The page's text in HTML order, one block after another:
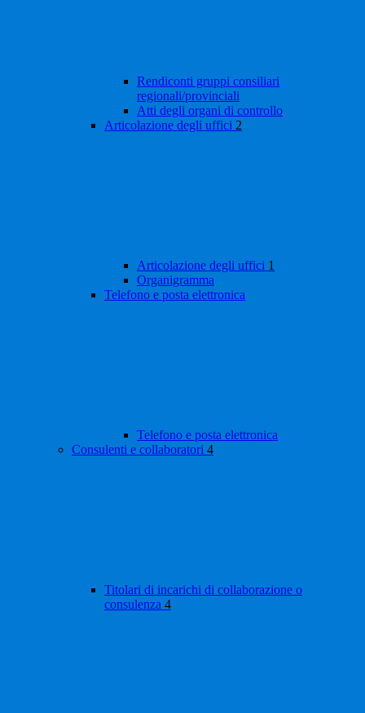
Rendiconti gruppi consiliari
regionali/provinciali
Atti degli organi di controllo
Articolazione degli uffici 2
Articolazione degli uffici 1
Organigramma
Telefono e posta elettronica
Telefono e posta elettronica
Consulenti e collaboratori 4
Titolari di incarichi di collaborazione o
consulenza 4